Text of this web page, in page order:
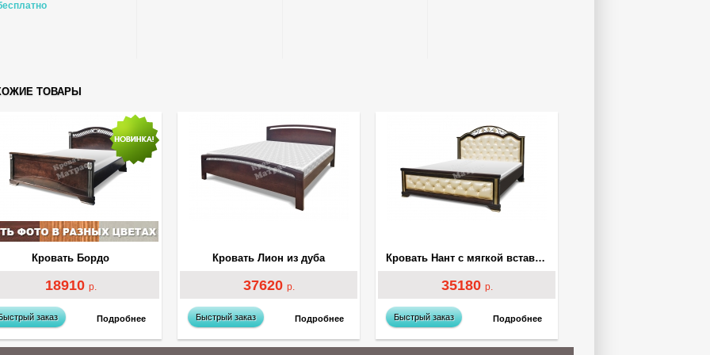
ТОВАРЫ
18910 р.
Кровать Бордо
Подробнее
заказ
37620 р.
Кровать Лион из дуба
Подробнее
Быстрый заказ
35180 р.
Кровать Нант с мягкой вставкой
Подробнее
Быстрый заказ